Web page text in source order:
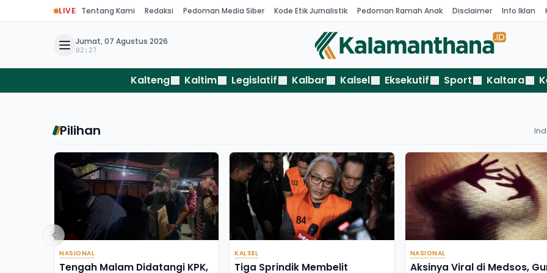
LIVE Tentang Kami Redaksi Pedoman Media Siber Kode Etik Jurnalistik Pedoman Ramah Anak Disclaimer Info Iklan
Jumat, 07 Agustus 2026
02:27
Kalteng Kaltim Legislatif Kalbar Kalsel Eksekutif Sport Kaltara
Pilihan
NASIONAL
Tengah Malam Didatangi KPK,
KALSEL
Tiga Sprindik Membelit
NASIONAL
Aksinya Viral di Medsos,